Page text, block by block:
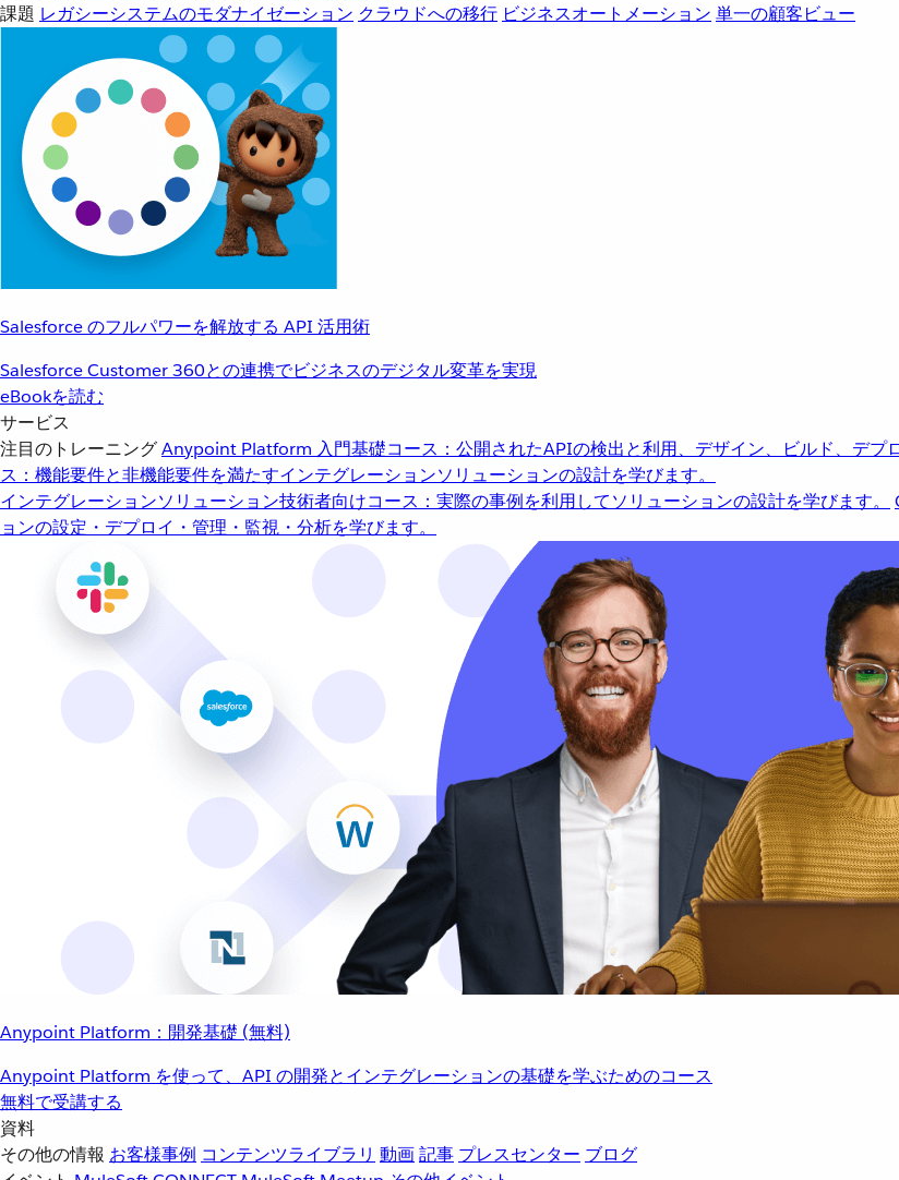
課題 レガシーシステムのモダナイゼーション クラウドへの移行 ビジネスオートメーション 単一の顧客ビュー
Salesforce のフルパワーを解放する API 活用術
Salesforce Customer 360との連携でビジネスのデジタル変革を実現
eBookを読む
サービス
注目のトレーニングAnypoint Platform 入門基礎コース：公開されたAPIの検出と利用、デザイン、ビルド、デプ
ス：機能要件と非機能要件を満たすインテグレーションソリューションの設計を学びます。
インテグレーションソリューション技術者向けコース：実際の事例を利用してソリューションの設計を学びます。
ョンの設定・デプロイ・管理・監視・分析を学びます。
Anypoint Platform：開発基礎 (無料)
Anypoint Platform を使って、API の開発とインテグレーションの基礎を学ぶためのコース
無料で受講する
資料
その他の情報 お客様事例 コンテンツライブラリ 動画記事 プレスセンター ブログ